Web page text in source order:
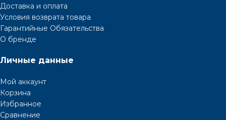
Доставка и оплата
Условия возврата товара
Гарантийные Обязательства
О бренде
Личные данные
Мой аккаунт
Корзина
Избранное
Сравнение